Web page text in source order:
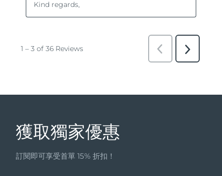
獲取獨家優惠
訂閱即可享受首單 15% 折扣！